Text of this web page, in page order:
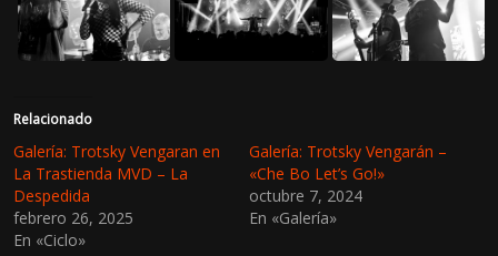
Relacionado
Galería: Trotsky Vengaran en
La Trastienda MVD – La
Despedida
febrero 26, 2025
En «Ciclo»
Galería: Trotsky Vengarán –
«Che Bo Let’s Go!»
octubre 7, 2024
En «Galería»